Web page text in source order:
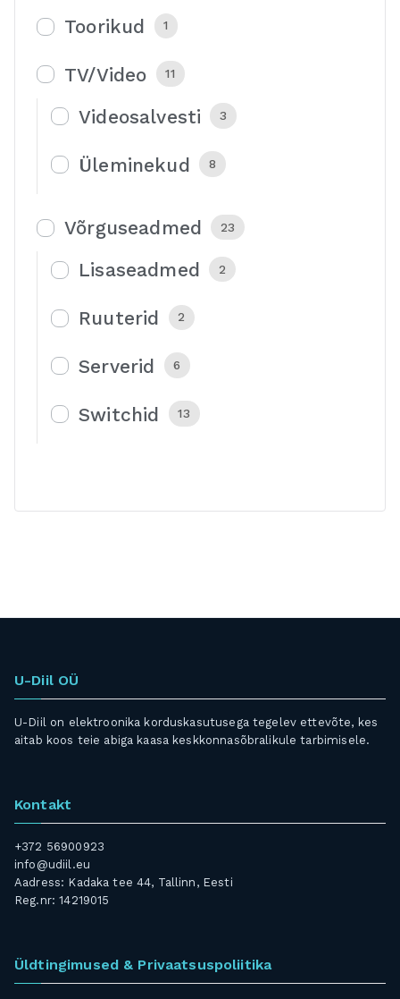
Toorikud 1
TV/Video 11
Videosalvesti 3
Üleminekud 8
Võrguseadmed 23
Lisaseadmed 2
Ruuterid 2
Serverid 6
Switchid 13
U-Diil OÜ
U-Diil on elektroonika korduskasutusega tegelev ettevõte, kes
aitab koos teie abiga kaasa keskkonnasõbralikule tarbimisele.
Kontakt
+372 56900923
info@udiil.eu
Aadress: Kadaka tee 44, Tallinn, Eesti
Reg.nr: 14219015
Üldtingimused & Privaatsuspoliitika